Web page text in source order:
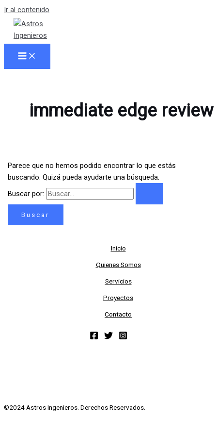
Ir al contenido
immediate edge review
Parece que no hemos podido encontrar lo que estás
buscando. Quizá pueda ayudarte una búsqueda.
Buscar por:
Inicio
Quienes Somos
Servicios
Proyectos
Contacto
©2024 Astros Ingenieros. Derechos Reservados.